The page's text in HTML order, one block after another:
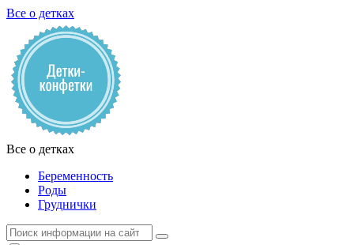
Все о детках
Все о детках
Беременность
Роды
Груднички